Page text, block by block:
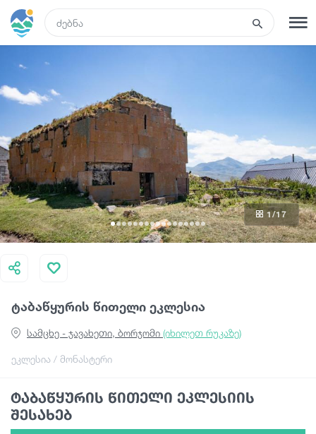
ტურები
სასტუმროები
ტრანსპორტი
რა ვნახოთ
გიდები
საქართველო
ტაბაწყურის წითელი ეკლესია
ეკლესია / მონასტერი
სამცხე - ჯავახეთი, ბორჯომი (იხილეთ რუკაზე)
1 /17
ტაბაწყურის წითელი ეკლესიის
შესახებ